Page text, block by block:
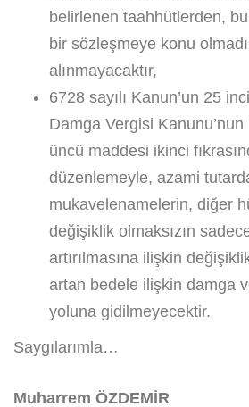
belirlenen taahhütlerden,
bir sözleşmeye konu
alınmayacaktır,
6728 sayılı Kanun’un 25
Damga Vergisi Kanunu’nun
üncü maddesi ikinci
düzenlemeyle, azami
mukavelenamelerin, diğer
değişiklik olmaksızın
artırılmasına ilişkin
artan bedele ilişkin damga
yoluna gidilmeyecektir.
Saygılarımla…
Muharrem